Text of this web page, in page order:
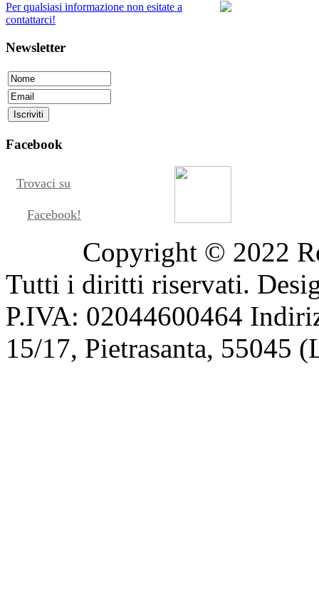
Per qualsiasi informazione non esitate a
contattarci!
Newsletter
Facebook
Trovaci su
Facebook!
Copyright © 2022
Tutti i diritti riservati.
P.IVA: 02044600464
15/17, Pietrasanta, 55045